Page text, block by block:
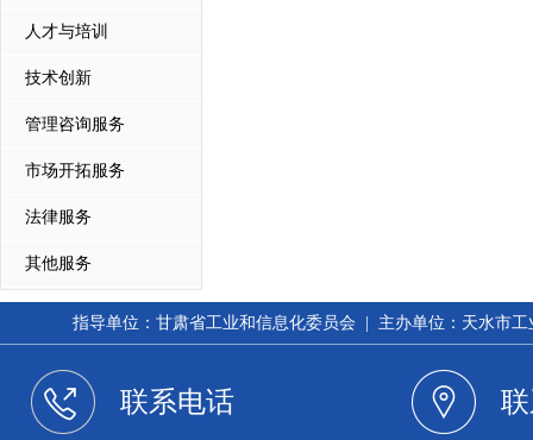
人才与培训
技术创新
管理咨询服务
市场开拓服务
法律服务
其他服务
指导单位：甘肃省工业和信息化委员会 | 主办单位：天水市
联系电话